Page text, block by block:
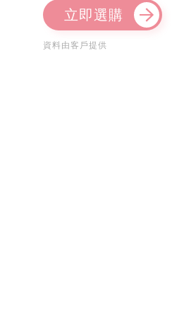
立即選購
資料由客戶提供